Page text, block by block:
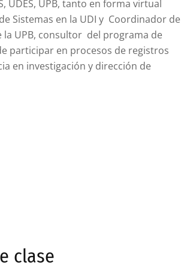
UDES, UPB, tanto en forma virtual
Sistemas en la UDI y Coordinador de
la UPB, consultor del programa de
participar en procesos de registros
en investigación y dirección de
clase